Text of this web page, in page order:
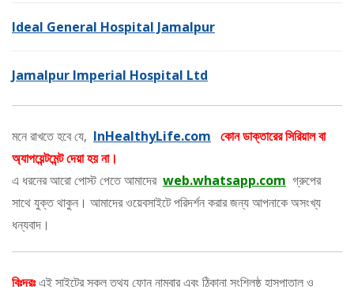
Ideal General Hospital Jamalpur
Jamalpur Imperial Hospital Ltd
মনে রাখতে হবে যে, InHealthyLife.com কোন ডাক্তারের সিরিয়াল বা
অ্যাপয়েন্টমেন্ট দেয়া হয় না।
এ ধরনের আরো পোস্ট পেতে আমাদের web.whatsapp.com গ্রুপের
সাথে যুক্ত থাকুন। আমাদের ওয়েবসাইটে পরিদর্শন করার জন্য আপনাকে অসংখ্য
ধন্যবাদ।
বিঃদ্রঃএই সাইটের সকল তথ্য ফোন নাম্বার এবং ঠিকানা সংশ্লিষ্ঠ হাসপাতাল ও